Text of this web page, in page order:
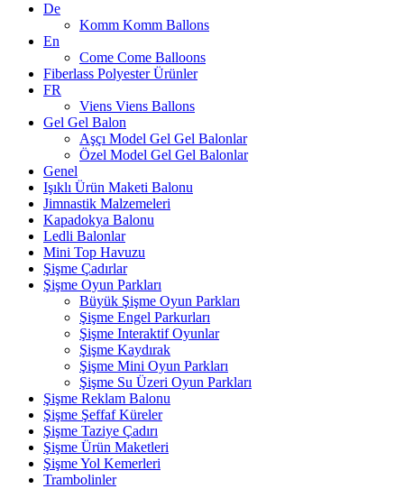
De
Komm Komm Ballons
En
Come Come Balloons
Fiberlass Polyester Ürünler
FR
Viens Viens Ballons
Gel Gel Balon
Aşçı Model Gel Gel Balonlar
Özel Model Gel Gel Balonlar
Genel
Işıklı Ürün Maketi Balonu
Jimnastik Malzemeleri
Kapadokya Balonu
Ledli Balonlar
Mini Top Havuzu
Şişme Çadırlar
Şişme Oyun Parkları
Büyük Şişme Oyun Parkları
Şişme Engel Parkurları
Şişme Interaktif Oyunlar
Şişme Kaydırak
Şişme Mini Oyun Parkları
Şişme Su Üzeri Oyun Parkları
Şişme Reklam Balonu
Şişme Şeffaf Küreler
Şişme Taziye Çadırı
Şişme Ürün Maketleri
Şişme Yol Kemerleri
Trambolinler